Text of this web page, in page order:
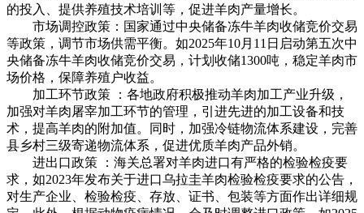
的投入、提供养殖技术培训等，促进羊肉产量增长。
市场调控政策：国家通过中央储备冻牛羊肉收储竞价交易
等政策，调节市场供需平衡。如2025年10月11日启动第五次中
央储备冻牛羊肉收储竞价交易，计划收储1300吨，稳定羊肉市
场价格，保障养殖户收益。
加工环节政策 ：各地政府积极推动羊肉加工产业升级，
加强对羊肉屠宰加工环节的管理，引进先进的加工设备和技
术，提高羊肉的附加值。同时，加强冷链物流体系建设，完善
县乡村三级寄递物流体系，促进优质羊肉产品外销。
进出口政策 ：海关总署对羊肉进口有严格的检验检疫要
求，如2023年发布关于进口乌拉圭羊肉检验检疫要求的公告，
对生产企业、检验检疫、存放、证书、包装等方面作出详细规